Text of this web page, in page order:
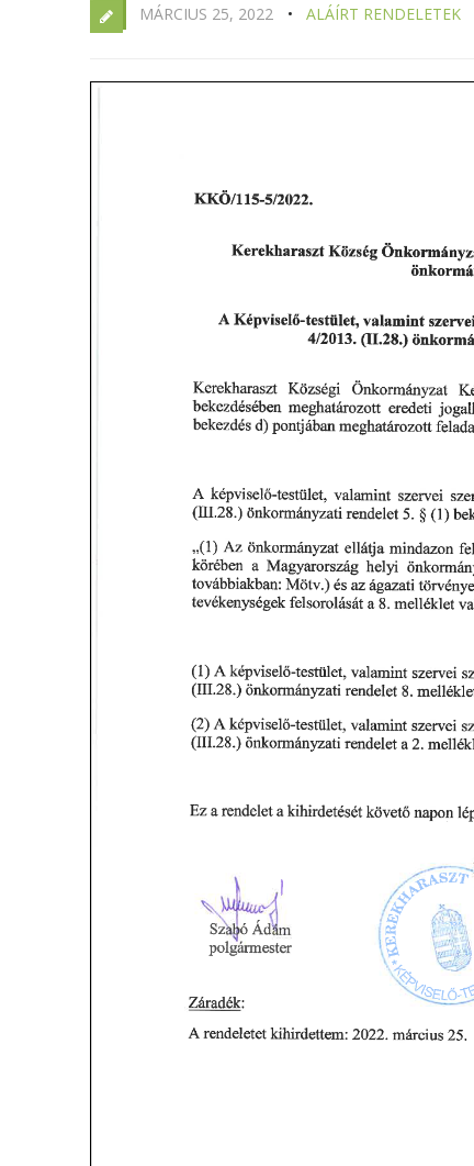
MÁRCIUS 25, 2022 ALÁÍRT RENDELETEK